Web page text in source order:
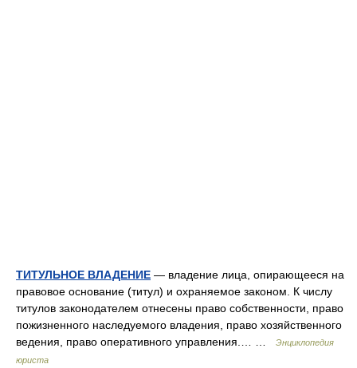
ТИТУЛЬНОЕ ВЛАДЕНИЕ — владение лица, опирающееся на
правовое основание (титул) и охраняемое законом. К числу
титулов законодателем отнесены право собственности, право
пожизненного наследуемого владения, право хозяйственного
ведения, право оперативного управления.… …
Энциклопедия
юриста